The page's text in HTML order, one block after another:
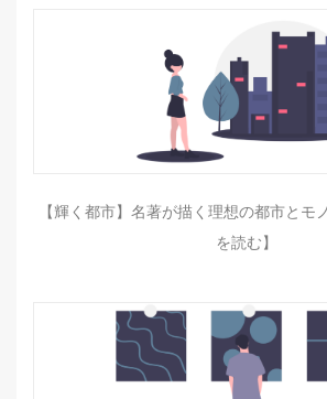
【輝く都市】名著が描く理想の都市とモ
を読む】